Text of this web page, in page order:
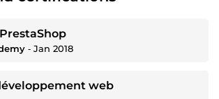
‐ Jan 2018
web